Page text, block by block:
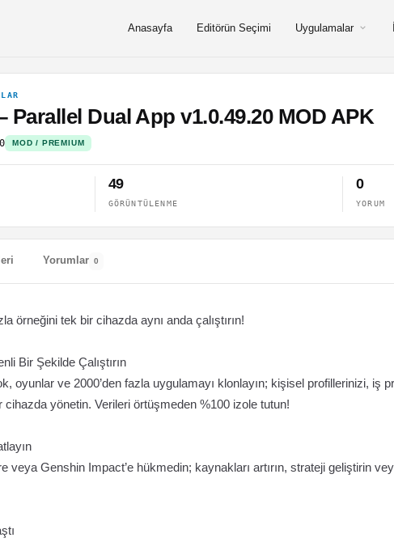
Anasayfa Editörün Seçimi Uygulamalar
Parallel Dual App v1.0.49.20 MOD APK
MOD / PREMIUM
49
GÖRÜNTÜLENME
0
YORUM
Yorumlar 0
örneğini tek bir cihazda aynı anda çalıştırın!
Bir Şekilde Çalıştırın​
oyunlar ve 2000’den fazla uygulamayı klonlayın; kişisel profillerinizi, iş
cihazda yönetin. Verileri örtüşmeden %100 izole tutun!
veya Genshin Impact’e hükmedin; kaynakları artırın, strateji geliştirin